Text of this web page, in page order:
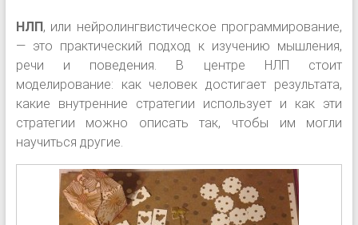
НЛП, или нейролингвистическое программирование,
— это практический подход к изучению мышления,
речи и поведения. В центре НЛП стоит
моделирование: как человек достигает результата,
какие внутренние стратегии использует и как эти
стратегии можно описать так, чтобы им могли
научиться другие.